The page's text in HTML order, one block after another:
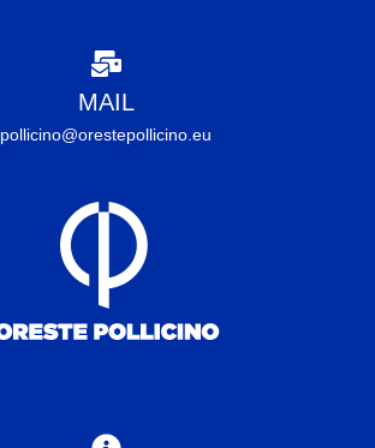
MAIL
pollicino@orestepollicino.eu